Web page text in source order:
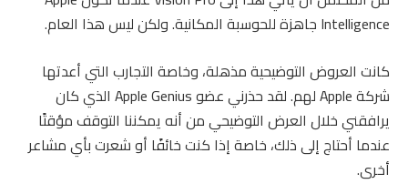
Intelligence جاهزة للحوسبة المكانية. ولكن ليس هذا العام.
كانت العروض التوضيحية مذهلة، وخاصة التجارب التي أعدتها
شركة Apple لهم. لقد حذرني عضو Apple Genius الذي كان
يرافقني خلال العرض التوضيحي من أنه يمكننا التوقف مؤقتًا
عندما أحتاج إلى ذلك، خاصة إذا كنت خائفًا أو شعرت بأي مشاعر
أخرى.